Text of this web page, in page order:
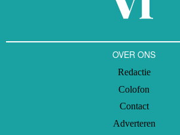
OVER ONS
Redactie
Colofon
Contact
Adverteren